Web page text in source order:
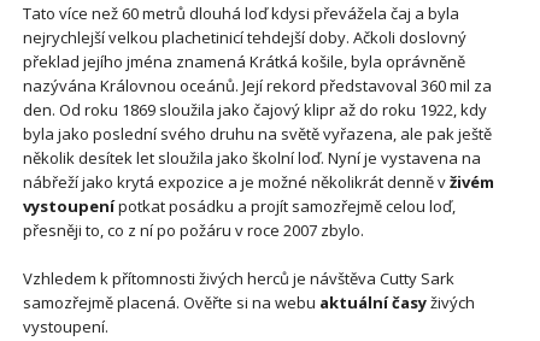
Tato více než 60 metrů dlouhá loď kdysi převážela čaj a byla
nejrychlejší velkou plachetinicí tehdejší doby. Ačkoli doslovný
překlad jejího jména znamená Krátká košile, byla oprávněně
nazývána Královnou oceánů. Její rekord představoval 360 mil za
den. Od roku 1869 sloužila jako čajový klipr až do roku 1922, kdy
byla jako poslední svého druhu na světě vyřazena, ale pak ještě
několik desítek let sloužila jako školní loď. Nyní je vystavena na
nábřeží jako krytá expozice a je možné několikrát denně vživém
vystoupenípotkat posádku a projít samozřejmě celou loď,
přesněji to, co z ní po požáru v roce 2007 zbylo.
Vzhledem k přítomnosti živých herců je návštěva Cutty Sark
samozřejmě placená. Ověřte si na webu aktuální časyživých
vystoupení.